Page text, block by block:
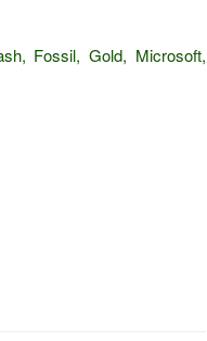
Fossil, Gold, Microsoft,